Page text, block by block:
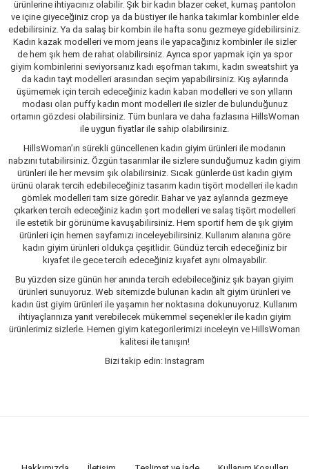
ürünlerine ihtiyacınız olabilir. Şık bir kadın blazer ceket, kumaş pantolon
ve içine giyeceğiniz crop ya da büstiyer ile harika takımlar kombinler elde
edebilirsiniz. Ya da salaş bir kombin ile hafta sonu gezmeye gidebilirsiniz.
Kadın kazak modelleri ve mom jeans ile yapacağınız kombinler ile sizler
de hem şık hem de rahat olabilirsiniz. Ayrıca spor yapmak için ya spor
giyim kombinlerini seviyorsanız kadı eşofman takımı, kadın sweatshirt ya
da kadın tayt modelleri arasından seçim yapabilirsiniz. Kış aylarında
üşümemek için tercih edeceğiniz kadın kaban modelleri ve son yılların
modası olan puffy kadın mont modelleri ile sizler de bulunduğunuz
ortamın gözdesi olabilirsiniz. Tüm bunlara ve daha fazlasına HillsWoman
ile uygun fiyatlar ile sahip olabilirsiniz.
HillsWoman’ın sürekli güncellenen kadın giyim ürünleri ile modanın
nabzını tutabilirsiniz. Özgün tasarımlar ile sizlere sunduğumuz kadın giyim
ürünleri ile her mevsim şık olabilirsiniz. Sıcak günlerde üst kadın giyim
ürünü olarak tercih edebileceğiniz tasarım kadın tişört modelleri ile kadın
gömlek modelleri tam size göredir. Bahar ve yaz aylarında gezmeye
çıkarken tercih edeceğiniz kadın şort modelleri ve salaş tişört modelleri
ile estetik bir görünüme kavuşabilirsiniz. Hem sportif hem de şık giyim
ürünleri için hemen sayfamızı inceleyebilirsiniz. Kullanım alanına göre
kadın giyim ürünleri oldukça çeşitlidir. Gündüz tercih edeceğiniz bir
kıyafet ile gece tercih edeceğiniz kıyafet aynı olmayabilir.
Bu yüzden size günün her anında tercih edebileceğiniz şık bayan giyim
ürünleri sunuyoruz. Web sitemizde bulunan kadın alt giyim ürünleri ve
kadın üst giyim ürünleri ile yaşamın her noktasına dokunuyoruz. Kullanım
ihtiyaçlarınıza yanıt verebilecek mükemmel seçenekler ile kadın giyim
ürünlerimiz sizlerle. Hemen giyim kategorilerimizi inceleyin ve HillsWoman
kalitesi ile tanışın!
Bizi takip edin: Instagram